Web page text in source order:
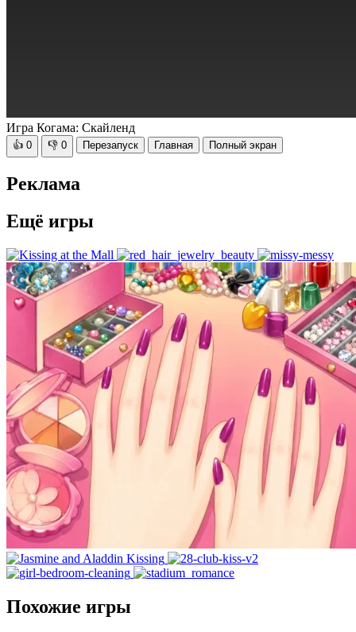
Игра Когама: Скайленд
👍 0 👎 0 Перезапуск Главная Полный экран
Реклама
Ещё игры
Похожие игры